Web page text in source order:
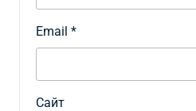
Email *
Сайт